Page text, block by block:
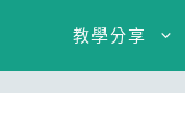
教學分享